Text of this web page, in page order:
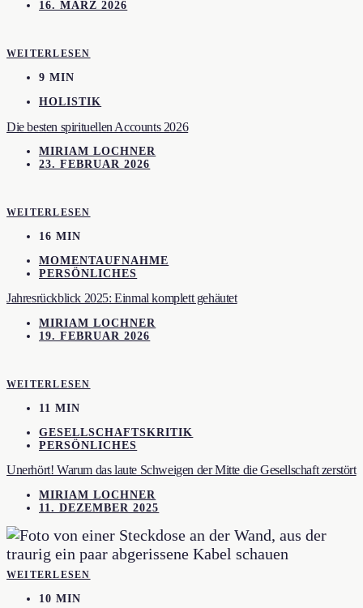
16. MÄRZ 2026
WEITERLESEN
9 MIN
HOLISTIK
Die besten spirituellen Accounts 2026
MIRIAM LOCHNER
23. FEBRUAR 2026
WEITERLESEN
16 MIN
MOMENTAUFNAHME
PERSÖNLICHES
Jahresrückblick 2025: Einmal komplett gehäutet
MIRIAM LOCHNER
19. FEBRUAR 2026
WEITERLESEN
11 MIN
GESELLSCHAFTSKRITIK
PERSÖNLICHES
Unerhört! Warum das laute Schweigen der Mitte die Gesellschaft zerstört
MIRIAM LOCHNER
11. DEZEMBER 2025
WEITERLESEN
10 MIN